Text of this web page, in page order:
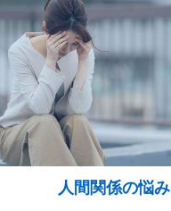
人間関係の悩み